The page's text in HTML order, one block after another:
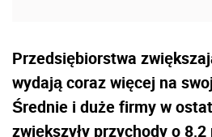
Przedsiębiorstwa
wydają coraz więcej na
Średnie i duże firmy w
zwiększyły przychody o